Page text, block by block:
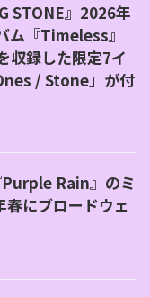
STONE』2026年
ム『Timeless』
収録した限定7イ
/ Stone」が付
Rain』のミ
にブロードウェ